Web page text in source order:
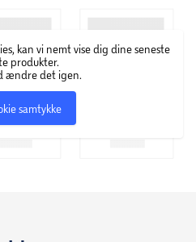
kan vi nemt vise dig dine seneste
produkter.
ændre det igen.
samtykke